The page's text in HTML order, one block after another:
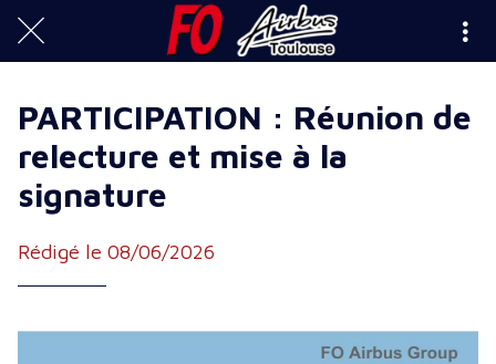
PARTICIPATION : Réunion de
relecture et mise à la
signature
Rédigé le 08/06/2026